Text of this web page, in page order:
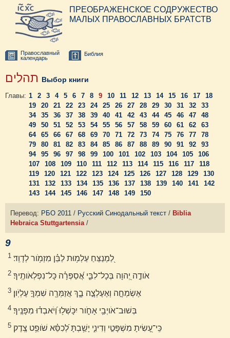
ПРЕОБРАЖЕНСКОЕ СОДРУЖЕСТВО
МАЛЫХ ПРАВОСЛАВНЫХ БРАТСТВ
Православный
календарь
Библия
Выбор книги
Главы: 1 2 3 4 5 6 7 8 9 10 11 12 13 14 15 16 17
18
19
20 21 22 23 24 25 26 27 28 29 30 31 32
33
34
35 36 37 38 39 40 41 42 43 44 45 46 47
48
49
50 51 52 53 54 55 56 57 58 59 60 61 62
63
64
65 66 67 68 69 70 71 72 73 74 75 76 77
78
79
80 81 82 83 84 85 86 87 88 89 90 91 92
93
94
95 96 97 98 99 100 101 102 103 104 105
106
107
108 109 110 111 112 113 114 115 116 117
118
119
120 121 122 123 124 125 126 127 128 129
130
131
132 133 134 135 136 137 138 139 140 141
142
143
144 145 146 147 148 149 150
Перевод: РБО 2011 / Русский Синодальный текст / Biblia
Hebraica Stuttgartensia/
9
1 לַ֭מְנַצֵּחַ עַלְמ֥וּת לַבֵּ֗ן מִזְמֹ֥ור לְדָוִֽד׃
2 אֹודֶ֣ה יְ֭הוָה בְּכָל־לִבִּ֑י אֲ֝סַפְּרָ֗ה כָּל־נִפְלְאֹותֶֽיךָ׃
3 אֶשְׂמְחָ֣ה וְאֶעֶלְצָ֣ה בָ֑ךְ אֲזַמְּרָ֖ה שִׁמְךָ֣ עֶלְיֹֽון׃
4 בְּשׁוּב־אֹויְבַ֥י אָחֹ֑ור יִכָּשְׁל֥וּ וְ֝יֹאבְד֗וּ מִפָּנֶֽיךָ׃
5 כִּֽי־עָ֭שִׂיתָ מִשְׁפָּטִ֣י וְדִינִ֑י יָשַׁ֥בְתָּ לְ֝כִסֵּ֗א שֹׁופֵ֥ט צֶֽדֶק׃